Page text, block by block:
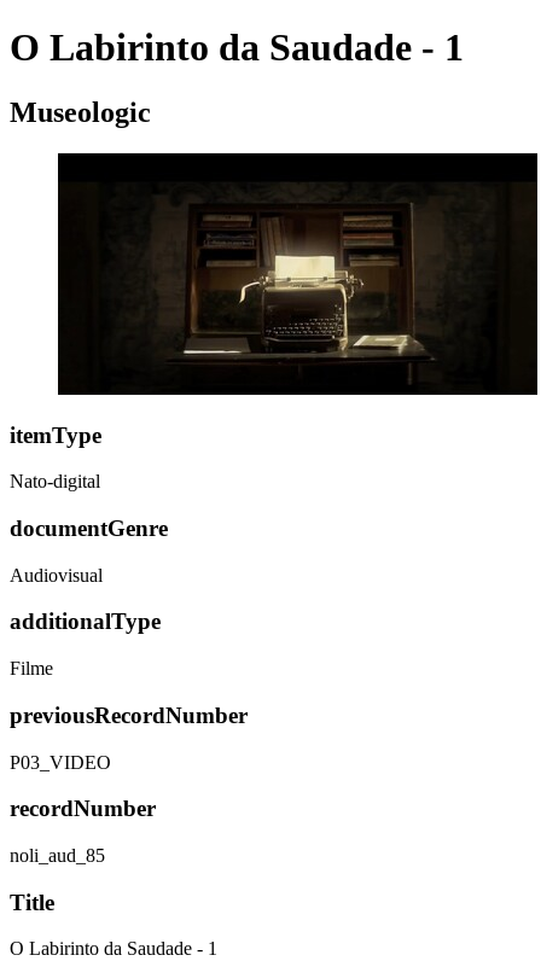
O Labirinto da Saudade - 1
Museologic
itemType
Nato-digital
documentGenre
Audiovisual
additionalType
Filme
previousRecordNumber
P03_VIDEO
recordNumber
noli_aud_85
Title
O Labirinto da Saudade - 1